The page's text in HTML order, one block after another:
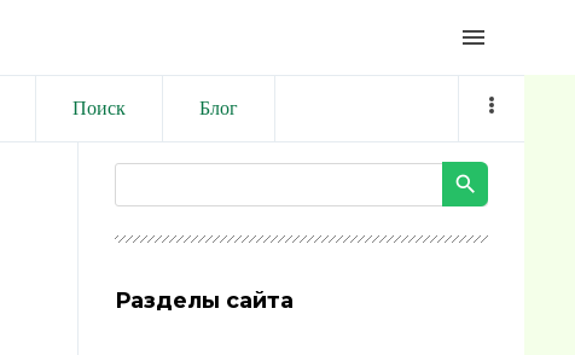
menu
Поиск Блог
Разделы сайта